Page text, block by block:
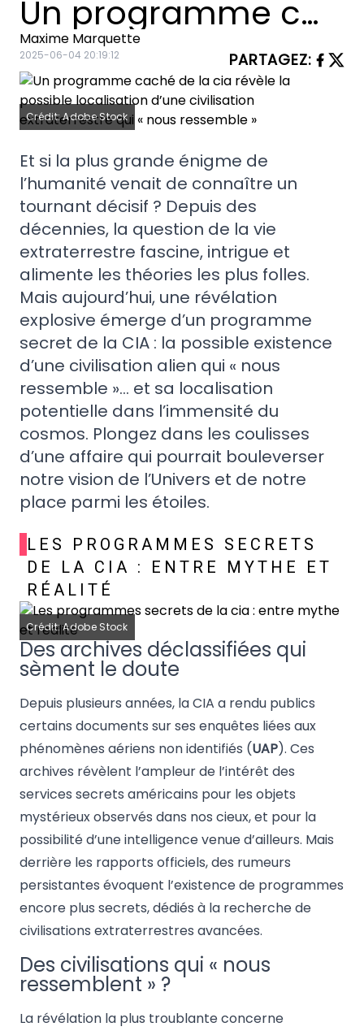
Un programme caché de la cia révèle la possible localisation d’une civilisation extraterrestre qui « nous ressemble »
Maxime Marquette
2025-06-04 20:19:12 PARTAGEZ:
Crédit: Adobe Stock
Et si la plus grande énigme de
l’humanité venait de connaître un
tournant décisif ? Depuis des
décennies, la question de la vie
extraterrestre fascine, intrigue et
alimente les théories les plus folles.
Mais aujourd’hui, une révélation
explosive émerge d’un programme
secret de la CIA : la possible existence
d’une civilisation alien qui « nous
ressemble »… et sa localisation
potentielle dans l’immensité du
cosmos. Plongez dans les coulisses
d’une affaire qui pourrait bouleverser
notre vision de l’Univers et de notre
place parmi les étoiles.
LES PROGRAMMES SECRETS
DE LA CIA : ENTRE MYTHE ET
RÉALITÉ
Crédit: Adobe Stock
Des archives déclassifiées qui
sèment le doute
Depuis plusieurs années, la CIA a rendu publics
certains documents sur ses enquêtes liées aux
phénomènes aériens non identifiés (UAP). Ces
archives révèlent l’ampleur de l’intérêt des
services secrets américains pour les objets
mystérieux observés dans nos cieux, et pour la
possibilité d’une intelligence venue d’ailleurs. Mais
derrière les rapports officiels, des rumeurs
persistantes évoquent l’existence de programmes
encore plus secrets, dédiés à la recherche de
civilisations extraterrestres avancées.
Des civilisations qui « nous
ressemblent » ?
La révélation la plus troublante concerne